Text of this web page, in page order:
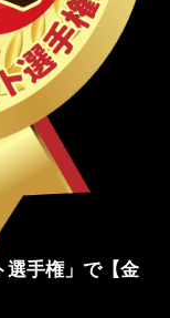
選手権」で【金